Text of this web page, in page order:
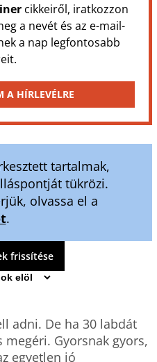
cikkeiről, iratkozzon
a nevét és az e-mail-
a nap legfontosabb
A HÍRLEVÉLRE
tartalmak,
tükrözi.
olvassa el a
.
frissítése
adni. De ha 30 labdát
megéri. Gyorsnak gyors,
egyetlen jó